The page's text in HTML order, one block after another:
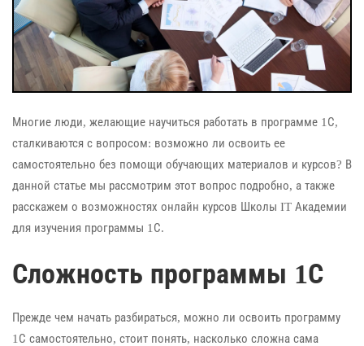
Многие люди, желающие научиться работать в программе 1С,
сталкиваются с вопросом: возможно ли освоить ее
самостоятельно без помощи обучающих материалов и курсов? В
данной статье мы рассмотрим этот вопрос подробно, а также
расскажем о возможностях онлайн курсов Школы IT Академии
для изучения программы 1С.
Сложность программы 1С
Прежде чем начать разбираться, можно ли освоить программу
1С самостоятельно, стоит понять, насколько сложна сама